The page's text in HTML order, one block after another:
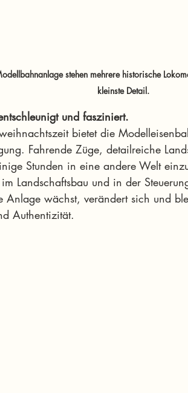
stehen mehrere historische
kleinste Detail.
und fasziniert.
bietet die
Fahrende Züge, detailreiche
Stunden in eine andere Welt
Landschaftsbau und in der
Anlage wächst, verändert sich und
Authentizität.